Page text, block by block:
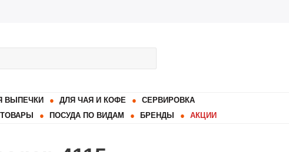
ВЫПЕЧКИ ДЛЯ ЧАЯ И КОФЕ
СЕРВИРОВКА
ПОСУДА ПО ВИДАМ БРЕНДЫ АКЦИИ